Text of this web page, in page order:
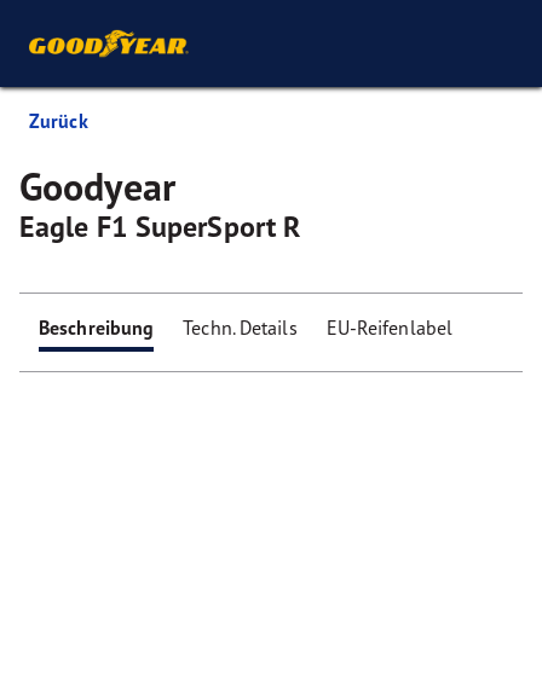
Zurück
Goodyear
Eagle F1 SuperSport R
Beschreibung Techn. Details EU-Reifenlabel